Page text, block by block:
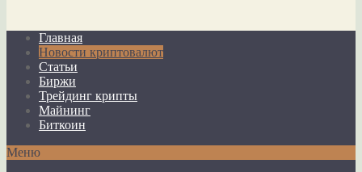
Главная
Новости криптовалют
Статьи
Биржи
Трейдинг крипты
Майнинг
Биткоин
Меню